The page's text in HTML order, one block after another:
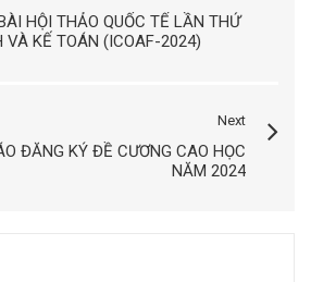
HỘI THẢO QUỐC TẾ LẦN THỨ
VÀ KẾ TOÁN (ICOAF-2024)
Next
ĐĂNG KÝ ĐỀ CƯƠNG CAO HỌC
NĂM 2024